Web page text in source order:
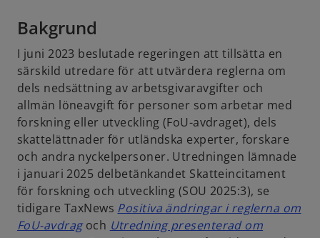
Bakgrund
I juni 2023 beslutade regeringen att tillsätta en
särskild utredare för att utvärdera reglerna om
dels nedsättning av arbetsgivaravgifter och
allmän löneavgift för personer som arbetar med
forskning eller utveckling (FoU-avdraget), dels
skattelättnader för utländska experter, forskare
och andra nyckelpersoner. Utredningen lämnade
i januari 2025 delbetänkandet Skatteincitament
för forskning och utveckling (SOU 2025:3), se
tidigare TaxNews Positiva ändringar i reglerna om
FoU-avdrago
och Utredning presenterad om